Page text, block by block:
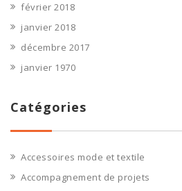
février 2018
janvier 2018
décembre 2017
janvier 1970
Catégories
Accessoires mode et textile
Accompagnement de projets